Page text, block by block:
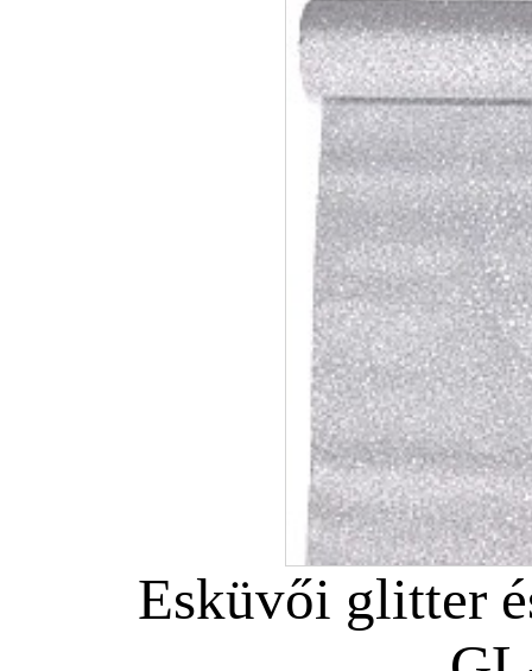
Esküvői glitter